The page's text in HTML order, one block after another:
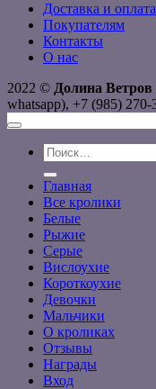
Доставка и оплата
Покупателям
Контакты
О нас
2022 © Долина Ветров
whatsapp), +7 (985)
Искать:
Главная
Все кролики
Белые
Рыжие
Серые
Вислоухие
Короткоухие
Девочки
Мальчики
О кроликах
Отзывы
Награды
Вход